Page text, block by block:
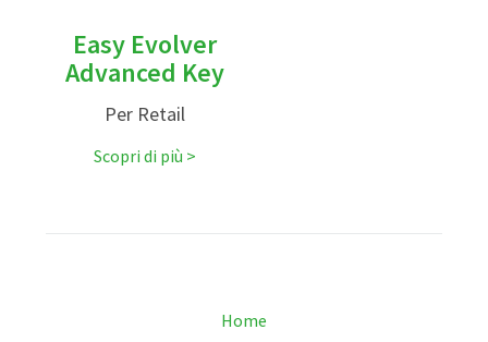
Easy Evolver
Advanced Key
Per Retail
Scopri di più
Home